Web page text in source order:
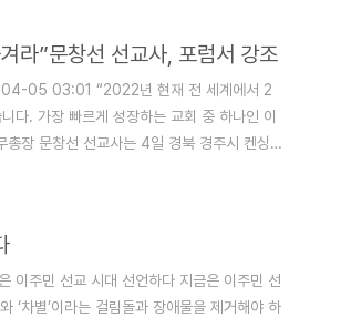
라”문창선 선교사, 포럼서 강조
04-05 03:01 “2022년 현재 전 세계에서 2
다. 가장 빠르게 성장하는 교회 중 하나인 이
총장 문창선 선교사는 4일 경북 경주시 켄싱턴
이주민 선교 시대 선언하다 지금은 이주민 선
‘차별’이라는 걸림돌과 장애물을 제거해야 하